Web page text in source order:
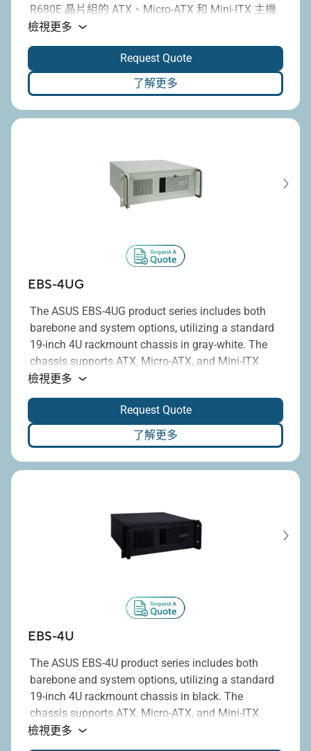
R680E 晶片組的 ATX、Micro-ATX 和 Mini-ITX 主機
板，並提供多達七個全高 PCI/PCIe 擴充插槽。升級
後的全新機殼更易於組裝、更加堅固，並具有兩個
6025 風扇的預留安裝位置。此外，它與標準 ATX
電源供應器相容，功率範圍從 300W 到 1300W，或
迷你冗餘 500W 電源。
檢視更多
Request Quote
了解更多
EBS-4UG
The ASUS EBS-4UG product series includes both
barebone and system options, utilizing a standard
19-inch 4U rackmount chassis in gray-white. The
chassis supports ATX, Micro-ATX, and Mini-ITX
motherboards equipped with Intel
H610, Q170, Q470E, Q670E, or R670E chipsets, and
provides up to seven full-height PCI/PCIe
expansion slots. Additionally, it is compatible with
standard ATX power supplies, with power ratings
ranging from 300W to 1300W.
檢視更多
Request Quote
了解更多
EBS-4U
The ASUS EBS-4U product series includes both
barebone and system options, utilizing a standard
19-inch 4U rackmount chassis in black. The
chassis supports ATX, Micro-ATX, and Mini-ITX
motherboards equipped with Intel
H610, Q170, Q470E, Q670E, or R670E chipsets, and
檢視更多